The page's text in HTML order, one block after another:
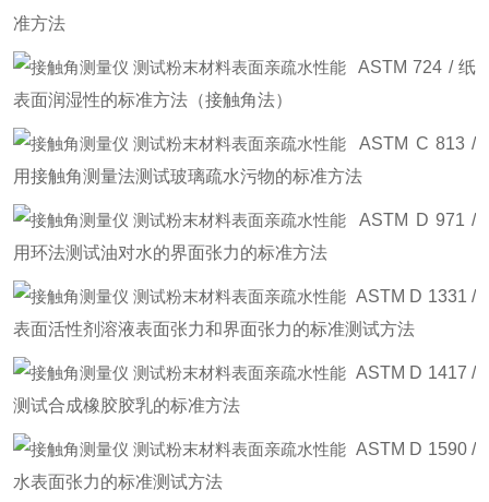
准方法
ASTM 724 / 纸
表面润湿性的标准方法（接触角法）
ASTM C 813 /
用接触角测量法测试玻璃疏水污物的标准方法
ASTM D 971 /
用环法测试油对水的界面张力的标准方法
ASTM D 1331 /
表面活性剂溶液表面张力和界面张力的标准测试方法
ASTM D 1417 /
测试合成橡胶胶乳的标准方法
ASTM D 1590 /
水表面张力的标准测试方法